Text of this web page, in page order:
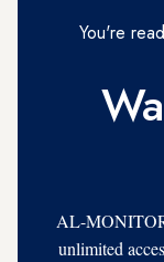
You're
AL-
unlimited